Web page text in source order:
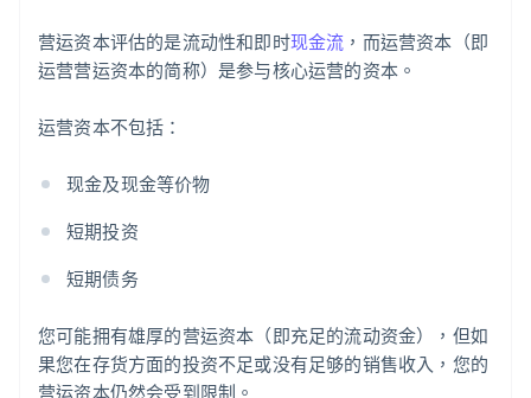
营运资本评估的是流动性和即时现金流 ，而运营资本（即
运营营运资本的简称）是参与核心运营的资本。
运营资本不包括：
现金及现金等价物
短期投资
短期债务
您可能拥有雄厚的营运资本（即充足的流动资金），但如
果您在存货方面的投资不足或没有足够的销售收入，您的
营运资本仍然会受到限制。